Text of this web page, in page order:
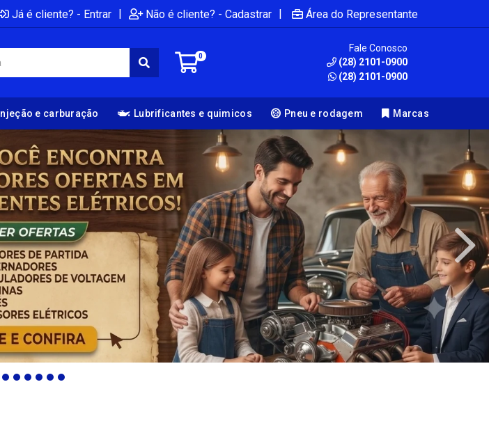
Já é cliente? - Entrar | Não é cliente? - Cadastrar | Área do Representante
0
Fale Conosco
(28) 2101-0900
(28) 2101-0900
Injeção e carburação Lubrificantes e quimicos Pneu e rodagem Marcas